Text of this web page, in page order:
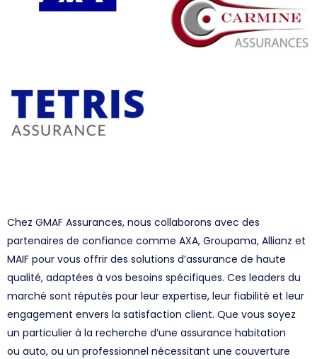
Chez GMAF Assurances, nous collaborons avec des
partenaires de confiance comme AXA, Groupama, Allianz et
MAIF pour vous offrir des solutions d’assurance de haute
qualité, adaptées à vos besoins spécifiques. Ces leaders du
marché sont réputés pour leur expertise, leur fiabilité et leur
engagement envers la satisfaction client. Que vous soyez
un particulier à la recherche d’une assurance habitation
ou auto, ou un professionnel nécessitant une couverture